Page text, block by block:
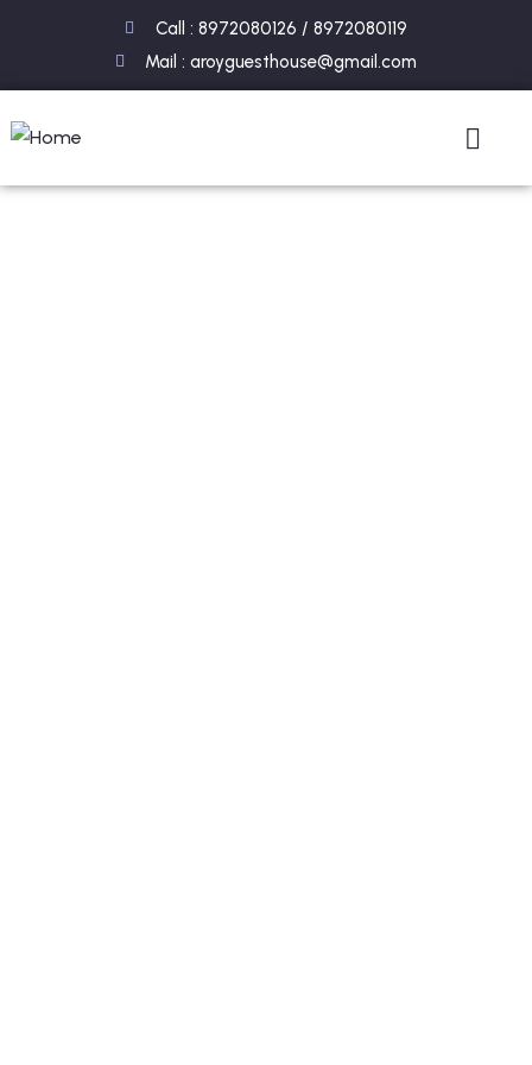
Call : 8972080126 / 8972080119
Mail : aroyguesthouse@gmail.com